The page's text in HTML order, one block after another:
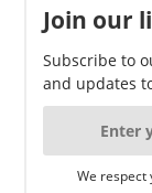
Join our
Subscribe to
and updates
We respect